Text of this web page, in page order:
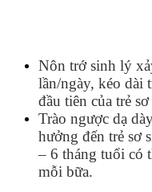
Nôn trớ sinh lý
lần/ngày, kéo dài
đầu tiên của trẻ
Trào ngược dạ
hưởng đến trẻ sơ
– 6 tháng tuổi có
mỗi bữa.